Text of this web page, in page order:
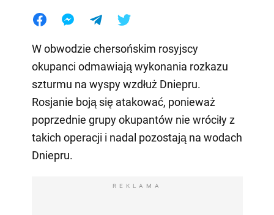
W obwodzie chersońskim rosyjscy
okupanci odmawiają wykonania rozkazu
szturmu na wyspy wzdłuż Dniepru.
Rosjanie boją się atakować, ponieważ
poprzednie grupy okupantów nie wróciły z
takich operacji i nadal pozostają na wodach
Dniepru.
REKLAMA